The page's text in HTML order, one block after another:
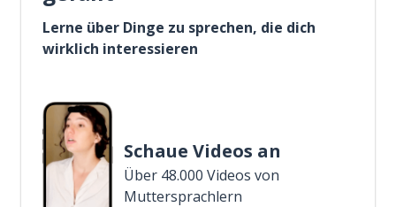
Lerne über Dinge zu sprechen, die dich
wirklich interessieren
Schaue Videos an
Über 48.000 Videos von
Muttersprachlern